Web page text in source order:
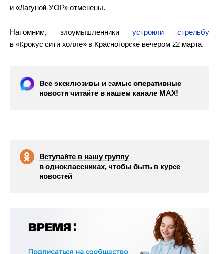
и «Лагуной-УОР» отменены.
Напомним, злоумышленникиустроили стрельбу
в «Крокус сити холле» в Красногорске вечером 22 марта.
Все эксклюзивы и самые оперативные
новости читайте в нашем канале МАХ!
Вступайте в нашу группу
в одноклассниках, чтобы быть в курсе
новостей